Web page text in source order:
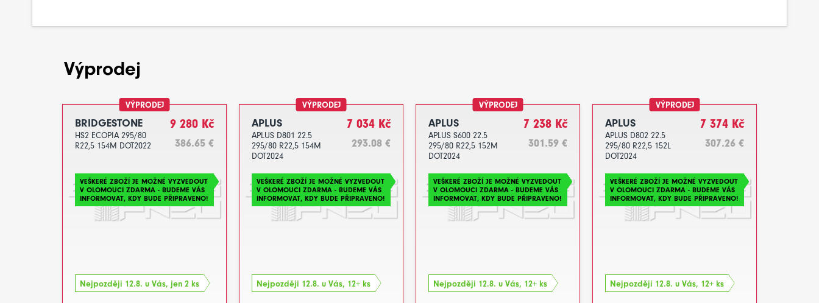
Výprodej
VÝPRODEJ
BRIDGESTONE
HS2 ECOPIA 295/80
R22,5 154M DOT2022
9 280 Kč
386.65 €
VEŠKERÉ ZBOŽÍ JE MOŽNÉ VYZVEDOUT
V OLOMOUCI ZDARMA - BUDEME VÁS
INFORMOVAT, KDY BUDE PŘIPRAVENO!
Nejpozději 12.8. u Vás, jen 2 ks
VÝPRODEJ
APLUS
APLUS D801 22.5
295/80 R22,5 154M
DOT2024
7 034 Kč
293.08 €
VEŠKERÉ ZBOŽÍ JE MOŽNÉ VYZVEDOUT
V OLOMOUCI ZDARMA - BUDEME VÁS
INFORMOVAT, KDY BUDE PŘIPRAVENO!
Nejpozději 12.8. u Vás, 12+ ks
VÝPRODEJ
APLUS
APLUS S600 22.5
295/80 R22,5 152M
DOT2024
7 238 Kč
301.59 €
VEŠKERÉ ZBOŽÍ JE MOŽNÉ VYZVEDOUT
V OLOMOUCI ZDARMA - BUDEME VÁS
INFORMOVAT, KDY BUDE PŘIPRAVENO!
Nejpozději 12.8. u Vás, 12+ ks
VÝPRODEJ
APLUS
APLUS D802 22.5
295/80 R22,5 152L
DOT2024
7 374 Kč
307.26 €
VEŠKERÉ ZBOŽÍ JE MOŽNÉ VYZVEDOUT
V OLOMOUCI ZDARMA - BUDEME VÁS
INFORMOVAT, KDY BUDE PŘIPRAVENO!
Nejpozději 12.8. u Vás, 12+ ks